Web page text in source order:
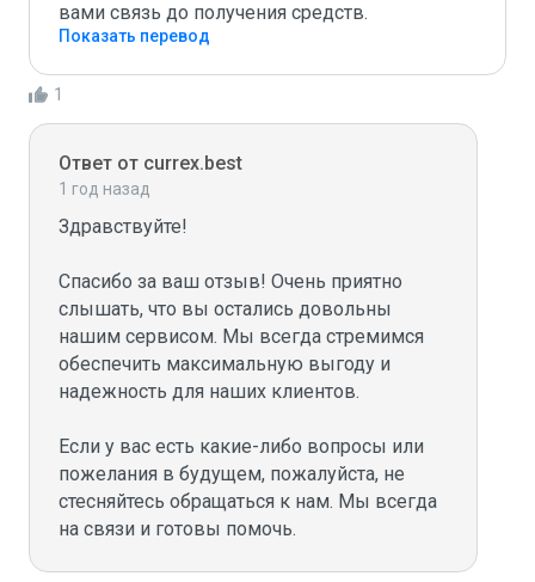
вами связь до получения средств.
Показать перевод
1
Ответ от currex.best
1 год назад
Здравствуйте!
Спасибо за ваш отзыв! Очень приятно
слышать, что вы остались довольны
нашим сервисом. Мы всегда стремимся
обеспечить максимальную выгоду и
надежность для наших клиентов.
Если у вас есть какие-либо вопросы или
пожелания в будущем, пожалуйста, не
стесняйтесь обращаться к нам. Мы всегда